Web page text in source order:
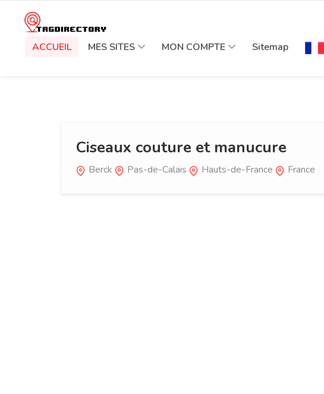
ACCUEIL MES SITES MON COMPTE Sitemap
Ciseaux couture et manucure
Berck Pas-de-Calais Hauts-de-France France